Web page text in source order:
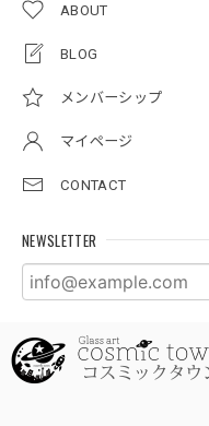
ABOUT
BLOG
メンバーシップ
マイページ
CONTACT
NEWSLETTER